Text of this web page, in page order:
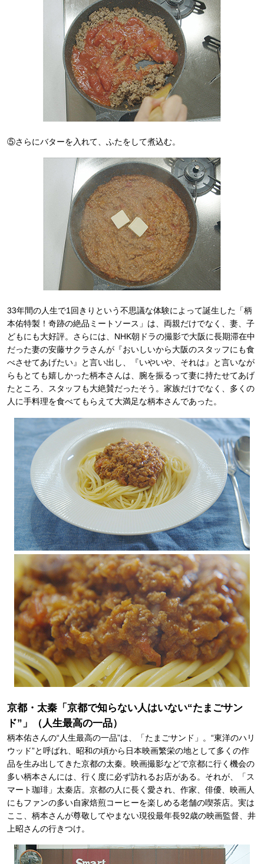
⑤さらにバターを入れて、ふたをして煮込む。
33年間の人生で1回きりという不思議な体験によって誕生した「柄
本佑特製！奇跡の絶品ミートソース」は、両親だけでなく、妻、子
どもにも大好評。さらには、NHK朝ドラの撮影で大阪に長期滞在中
だった妻の安藤サクラさんが『おいしいから大阪のスタッフにも食
べさせてあげたい』と言い出し、『いやいや、それは』と言いなが
らもとても嬉しかった柄本さんは、腕を振るって妻に持たせてあげ
たところ、スタッフも大絶賛だったそう。家族だけでなく、多くの
人に手料理を食べてもらえて大満足な柄本さんであった。
京都・太秦「京都で知らない人はいない“たまごサン
ド”」（人生最高の一品）
柄本佑さんの“人生最高の一品”は、「たまごサンド」。“東洋のハリ
ウッド”と呼ばれ、昭和の頃から日本映画繁栄の地として多くの作
品を生み出してきた京都の太秦。映画撮影などで京都に行く機会の
多い柄本さんには、行く度に必ず訪れるお店がある。それが、「ス
マート珈琲」太秦店。京都の人に長く愛され、作家、俳優、映画人
にもファンの多い自家焙煎コーヒーを楽しめる老舗の喫茶店。実は
ここ、柄本さんが尊敬してやまない現役最年長92歳の映画監督、井
上昭さんの行きつけ。